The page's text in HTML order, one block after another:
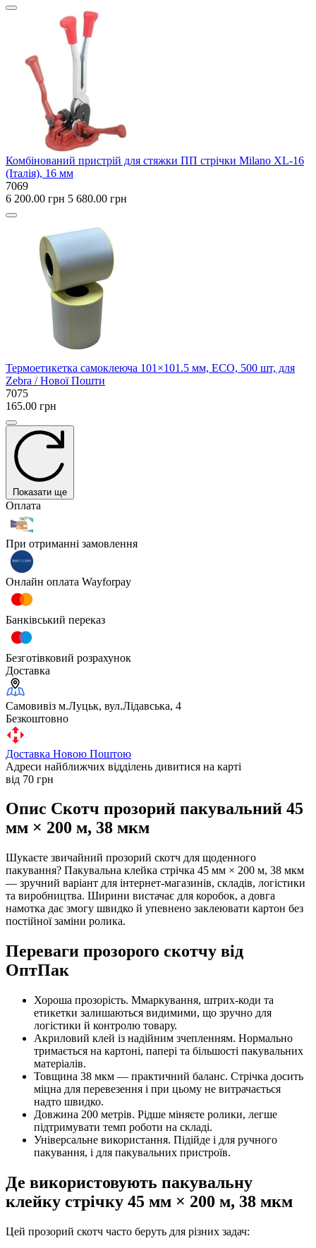
Комбінований пристрій для стяжки ПП стрічки Milano XL-16
(Італія), 16 мм
7069
6 200.00 грн 5 680.00 грн
Термоетикетка самоклеюча 101×101.5 мм, ECO, 500 шт, для
Zebra / Нової Пошти
7075
165.00 грн
Показати ще
Оплата
При отриманні замовлення
Онлайн оплата Wayforpay
Банківський переказ
Безготівковий розрахунок
Доставка
Самовивіз м.Луцьк, вул.Лідавська, 4
Безкоштовно
Доставка Новою Поштою
Адреси найближчих відділень дивитися на карті
від 70 грн
Опис Скотч прозорий пакувальний 45
мм × 200 м, 38 мкм
Шукаєте звичайний прозорий скотч для щоденного
пакування? Пакувальна клейка стрічка 45 мм × 200 м, 38 мкм
— зручний варіант для інтернет-магазинів, складів, логістики
та виробництва. Ширини вистачає для коробок, а довга
намотка дає змогу швидко й упевнено заклеювати картон без
постійної заміни ролика.
Переваги прозорого скотчу від
ОптПак
Хороша прозорість. Ммаркування, штрих-коди та
етикетки залишаються видимими, що зручно для
логістики й контролю товару.
Акриловий клей із надійним зчепленням. Нормально
тримається на картоні, папері та більшості пакувальних
матеріалів.
Товщина 38 мкм — практичний баланс. Стрічка досить
міцна для перевезення і при цьому не витрачається
надто швидко.
Довжина 200 метрів. Рідше міняєте ролики, легше
підтримувати темп роботи на складі.
Універсальне використання. Підійде і для ручного
пакування, і для пакувальних пристроїв.
Де використовують пакувальну
клейку стрічку 45 мм × 200 м, 38 мкм
Цей прозорий скотч часто беруть для різних задач: